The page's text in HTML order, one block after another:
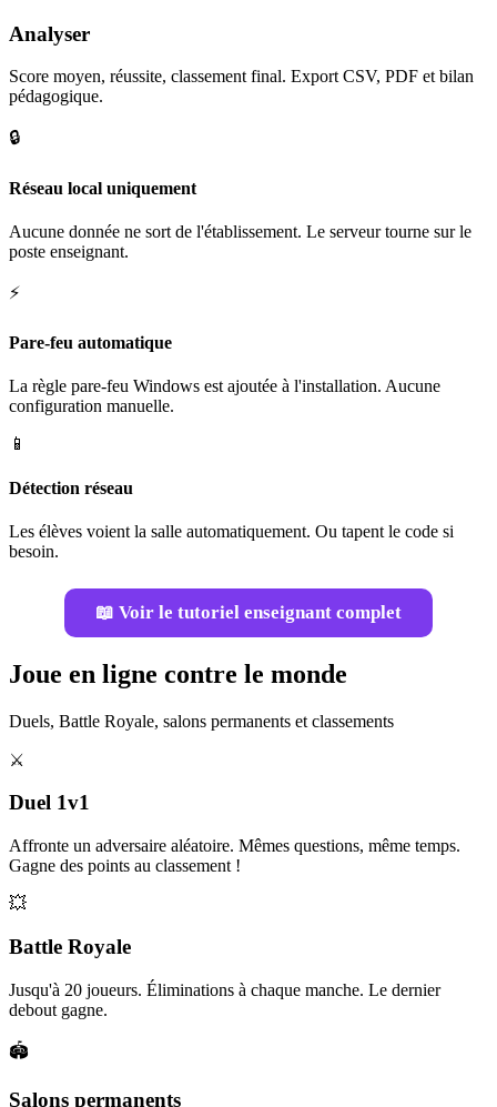
Analyser
Score moyen, réussite, classement final. Export CSV, PDF et bilan
pédagogique.
🔒
Réseau local uniquement
Aucune donnée ne sort de l'établissement. Le serveur tourne sur le
poste enseignant.
⚡
Pare-feu automatique
La règle pare-feu Windows est ajoutée à l'installation. Aucune
configuration manuelle.
📱
Détection réseau
Les élèves voient la salle automatiquement. Ou tapent le code si
besoin.
📖 Voir le tutoriel enseignant complet
Joue en ligne contre le monde
Duels, Battle Royale, salons permanents et classements
⚔️
Duel 1v1
Affronte un adversaire aléatoire. Mêmes questions, même temps.
Gagne des points au classement !
💥
Battle Royale
Jusqu'à 20 joueurs. Éliminations à chaque manche. Le dernier
debout gagne.
🏟️
Salons permanents